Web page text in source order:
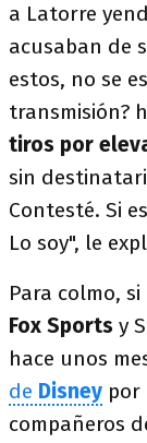
a Latorre
acusaban de
estos, no se
transmisión?
tiros por
sin
Contesté. Si
Lo soy", le
Para colmo,
Fox Sports y
hace unos
de Disney por
compañeros